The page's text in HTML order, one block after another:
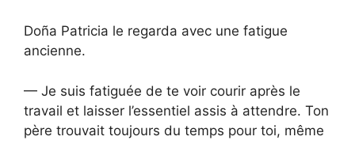
Doña Patricia le regarda avec une fatigue
ancienne.
— Je suis fatiguée de te voir courir après le
travail et laisser l’essentiel assis à attendre. Ton
père trouvait toujours du temps pour toi, même